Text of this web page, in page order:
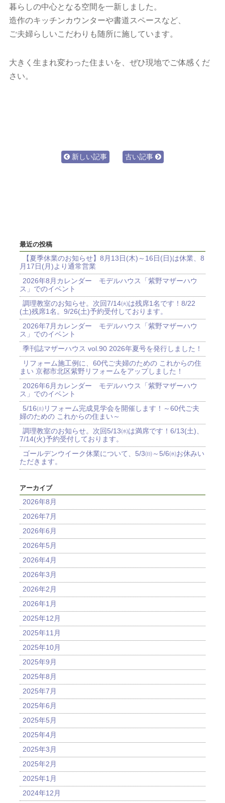
暮らしの中心となる空間を一新しました。
造作のキッチンカウンターや書道スペースなど、
ご夫婦らしいこだわりも随所に施しています。
大きく生まれ変わった住まいを、ぜひ現地でご体感くだ
さい。
新しい記事 古い記事
最近の投稿
【夏季休業のお知らせ】8月13日(木)～16日(日)は休業、8
月17日(月)より通常営業
2026年8月カレンダー モデルハウス「紫野マザーハウ
ス」でのイベント
調理教室のお知らせ。次回7/14㈫は残席1名です！8/22
(土)残席1名。9/26(土)予約受付しております。
2026年7月カレンダー モデルハウス「紫野マザーハウ
ス」でのイベント
季刊誌マザーハウス vol.90 2026年夏号を発行しました！
リフォーム施工例に、60代ご夫婦のための これからの住
まい 京都市北区紫野リフォームをアップしました！
2026年6月カレンダー モデルハウス「紫野マザーハウ
ス」でのイベント
5/16㈯リフォーム完成見学会を開催します！～60代ご夫
婦のための これからの住まい～
調理教室のお知らせ。次回5/13㈬は満席です！6/13(土)、
7/14(火)予約受付しております。
ゴールデンウイーク休業について、5/3㈰～5/6㈬お休みい
ただきます。
アーカイブ
2026年8月
2026年7月
2026年6月
2026年5月
2026年4月
2026年3月
2026年2月
2026年1月
2025年12月
2025年11月
2025年10月
2025年9月
2025年8月
2025年7月
2025年6月
2025年5月
2025年4月
2025年3月
2025年2月
2025年1月
2024年12月